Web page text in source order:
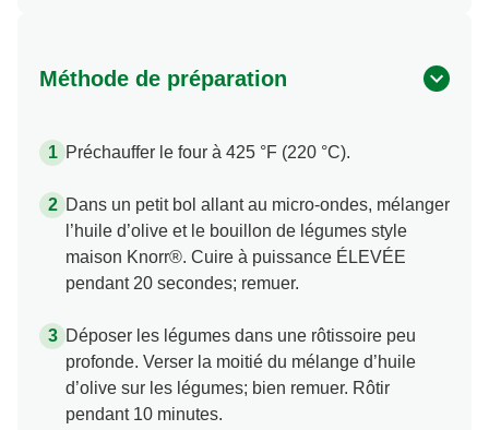
Méthode de préparation
Préchauffer le four à 425 °F (220 °C).
Dans un petit bol allant au micro-ondes, mélanger
l’huile d’olive et le bouillon de légumes style
maison Knorr®. Cuire à puissance ÉLEVÉE
pendant 20 secondes; remuer.
Déposer les légumes dans une rôtissoire peu
profonde. Verser la moitié du mélange d’huile
d’olive sur les légumes; bien remuer. Rôtir
pendant 10 minutes.